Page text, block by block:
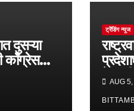
दुसऱ्या
काँग्रेस
ट्रेंडिंग न्यूज
ढे AUG